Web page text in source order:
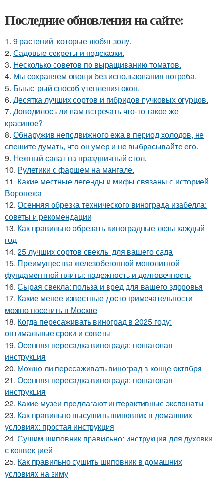
Последние обновления на сайте:
1. 9 растений, которые любят золу.
2. Садовые секреты и подсказки.
3. Несколько советов по выращиванию томатов.
4. Мы сохраняем овощи без использования погреба.
5. Быыстрый способ утепления окон.
6. Десятка лучших сортов и гибридов пучковых огурцов.
7. Доводилось ли вам встречать что-то такое же
красивое?
8. Обнаружив неподвижного ежа в период холодов, не
спешите думать, что он умер и не выбрасывайте его.
9. Нежный салат на праздничный стол.
10. Рулетики с фаршем на мангале.
11. Какие местные легенды и мифы связаны с историей
Воронежа
12. Осенняя обрезка технического винограда изабелла:
советы и рекомендации
13. Как правильно обрезать виноградные лозы каждый
год
14. 25 лучших сортов свеклы для вашего сада
15. Преимущества железобетонной монолитной
фундаментной плиты: надежность и долговечность
16. Сырая свекла: польза и вред для вашего здоровья
17. Какие менее известные достопримечательности
можно посетить в Москве
18. Когда пересаживать виноград в 2025 году:
оптимальные сроки и советы
19. Осенняя пересадка винограда: пошаговая
инструкция
20. Можно ли пересаживать виноград в конце октября
21. Осенняя пересадка винограда: пошаговая
инструкция
22. Какие музеи предлагают интерактивные экспонаты
23. Как правильно высушить шиповник в домашних
условиях: простая инструкция
24. Сушим шиповник правильно: инструкция для духовки
с конвекцией
25. Как правильно сушить шиповник в домашних
условиях на зиму